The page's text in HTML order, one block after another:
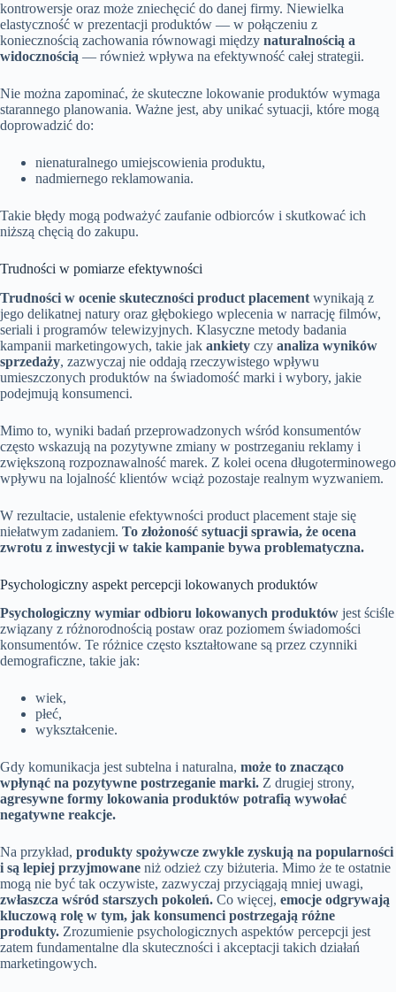
kontrowersje oraz może zniechęcić do danej firmy. Niewielka
elastyczność w prezentacji produktów — w połączeniu z
koniecznością zachowania równowagi między naturalnością a
widocznością — również wpływa na efektywność całej strategii.
Nie można zapominać, że skuteczne lokowanie produktów wymaga
starannego planowania. Ważne jest, aby unikać sytuacji, które mogą
doprowadzić do:
nienaturalnego umiejscowienia produktu,
nadmiernego reklamowania.
Takie błędy mogą podważyć zaufanie odbiorców i skutkować ich
niższą chęcią do zakupu.
Trudności w pomiarze efektywności
Trudności w ocenie skuteczności product placement wynikają z
jego delikatnej natury oraz głębokiego wplecenia w narrację filmów,
seriali i programów telewizyjnych. Klasyczne metody badania
kampanii marketingowych, takie jak ankiety czy analiza wyników
sprzedaży, zazwyczaj nie oddają rzeczywistego wpływu
umieszczonych produktów na świadomość marki i wybory, jakie
podejmują konsumenci.
Mimo to, wyniki badań przeprowadzonych wśród konsumentów
często wskazują na pozytywne zmiany w postrzeganiu reklamy i
zwiększoną rozpoznawalność marek. Z kolei ocena długoterminowego
wpływu na lojalność klientów wciąż pozostaje realnym wyzwaniem.
W rezultacie, ustalenie efektywności product placement staje się
niełatwym zadaniem. To złożoność sytuacji sprawia, że ocena
zwrotu z inwestycji w takie kampanie bywa problematyczna.
Psychologiczny aspekt percepcji lokowanych produktów
Psychologiczny wymiar odbioru lokowanych produktów jest ściśle
związany z różnorodnością postaw oraz poziomem świadomości
konsumentów. Te różnice często kształtowane są przez czynniki
demograficzne, takie jak:
wiek,
płeć,
wykształcenie.
Gdy komunikacja jest subtelna i naturalna, może to znacząco
wpłynąć na pozytywne postrzeganie marki. Z drugiej strony,
agresywne formy lokowania produktów potrafią wywołać
negatywne reakcje.
Na przykład, produkty spożywcze zwykle zyskują na popularności
i są lepiej przyjmowane niż odzież czy biżuteria. Mimo że te ostatnie
mogą nie być tak oczywiste, zazwyczaj przyciągają mniej uwagi,
zwłaszcza wśród starszych pokoleń. Co więcej, emocje odgrywają
kluczową rolę w tym, jak konsumenci postrzegają różne
produkty. Zrozumienie psychologicznych aspektów percepcji jest
zatem fundamentalne dla skuteczności i akceptacji takich działań
marketingowych.